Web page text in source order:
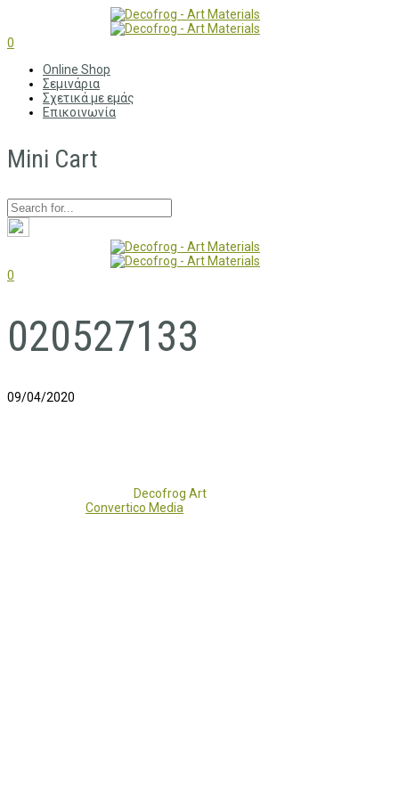
0
Online Shop
Σεμινάρια
Σχετικά με εμάς
Επικοινωνία
Mini Cart
0
020527133
09/04/2020
Decofrog Art
Convertico Media